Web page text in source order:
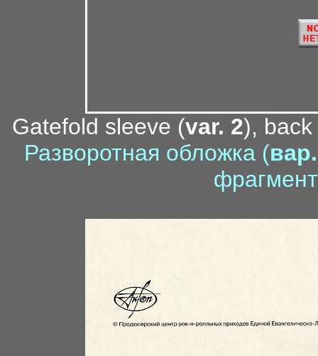
Gatefold sleeve (var. 2),
Разворотная обложка (